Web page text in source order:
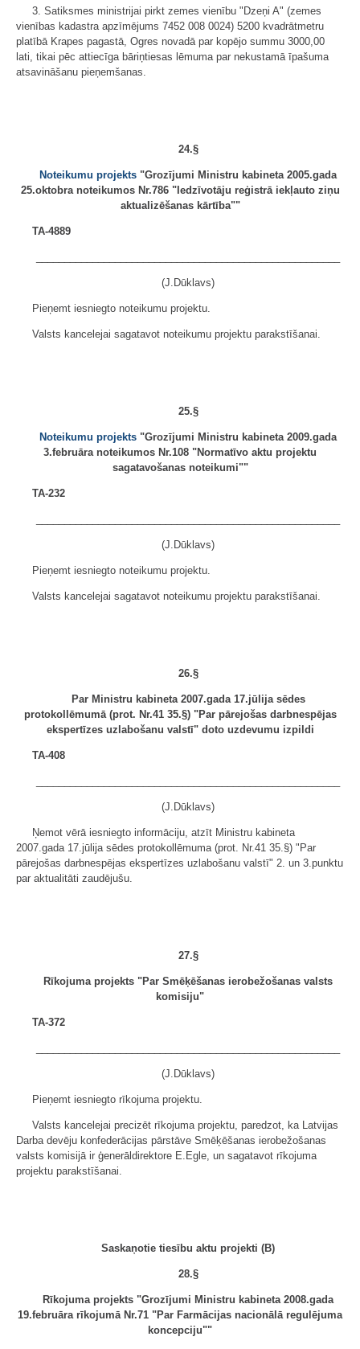
3. Satiksmes ministrijai pirkt zemes vienību "Dzeņi A" (zemes
vienības kadastra apzīmējums 7452 008 0024) 5200 kvadrātmetru
platībā Krapes pagastā, Ogres novadā par kopējo summu 3000,00
lati, tikai pēc attiecīga bāriņtiesas lēmuma par nekustamā īpašuma
atsavināšanu pieņemšanas.
24.§
Noteikumu projekts "Grozījumi Ministru kabineta 2005.gada
25.oktobra noteikumos Nr.786 "Iedzīvotāju reģistrā iekļauto ziņu
aktualizēšanas kārtība""
TA-4889
(J.Dūklavs)
Pieņemt iesniegto noteikumu projektu.
Valsts kancelejai sagatavot noteikumu projektu parakstīšanai.
25.§
Noteikumu projekts "Grozījumi Ministru kabineta 2009.gada
3.februāra noteikumos Nr.108 "Normatīvo aktu projektu
sagatavošanas noteikumi""
TA-232
(J.Dūklavs)
Pieņemt iesniegto noteikumu projektu.
Valsts kancelejai sagatavot noteikumu projektu parakstīšanai.
26.§
Par Ministru kabineta 2007.gada 17.jūlija sēdes
protokollēmumā (prot. Nr.41 35.§) "Par pārejošas darbnespējas
ekspertīzes uzlabošanu valstī" doto uzdevumu izpildi
TA-408
(J.Dūklavs)
Ņemot vērā iesniegto informāciju, atzīt Ministru kabineta
2007.gada 17.jūlija sēdes protokollēmuma (prot. Nr.41 35.§) "Par
pārejošas darbnespējas ekspertīzes uzlabošanu valstī" 2. un 3.punktu
par aktualitāti zaudējušu.
27.§
Rīkojuma projekts "Par Smēķēšanas ierobežošanas valsts
komisiju"
TA-372
(J.Dūklavs)
Pieņemt iesniegto rīkojuma projektu.
Valsts kancelejai precizēt rīkojuma projektu, paredzot, ka Latvijas
Darba devēju konfederācijas pārstāve Smēķēšanas ierobežošanas
valsts komisijā ir ģenerāldirektore E.Egle, un sagatavot rīkojuma
projektu parakstīšanai.
Saskaņotie tiesību aktu projekti (B)
28.§
Rīkojuma projekts "Grozījumi Ministru kabineta 2008.gada
19.februāra rīkojumā Nr.71 "Par Farmācijas nacionālā regulējuma
koncepciju""